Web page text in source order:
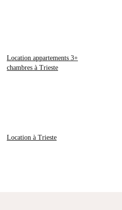
Location appartements 3+
chambres à Trieste
Location à Trieste